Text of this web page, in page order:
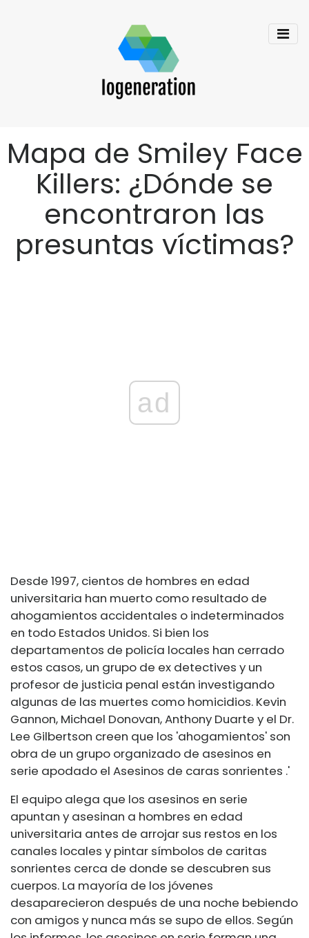
Mapa de Smiley Face
Killers: ¿Dónde se
encontraron las
presuntas víctimas?
ad
Desde 1997, cientos de hombres en edad
universitaria han muerto como resultado de
ahogamientos accidentales o indeterminados
en todo Estados Unidos. Si bien los
departamentos de policía locales han cerrado
estos casos, un grupo de ex detectives y un
profesor de justicia penal están investigando
algunas de las muertes como homicidios. Kevin
Gannon, Michael Donovan, Anthony Duarte y el Dr.
Lee Gilbertson creen que los 'ahogamientos' son
obra de un grupo organizado de asesinos en
serie apodado el Asesinos de caras sonrientes .'
El equipo alega que los asesinos en serie
apuntan y asesinan a hombres en edad
universitaria antes de arrojar sus restos en los
canales locales y pintar símbolos de caritas
sonrientes cerca de donde se descubren sus
cuerpos. La mayoría de los jóvenes
desaparecieron después de una noche bebiendo
con amigos y nunca más se supo de ellos. Según